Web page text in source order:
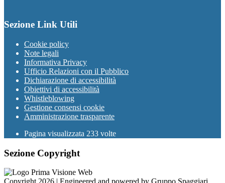
Sezione Link Utili
Cookie policy
Note legali
Informativa Privacy
Ufficio Relazioni con il Pubblico
Dichiarazione di accessibilità
Obiettivi di accessibilità
Whistleblowing
Gestione consensi cookie
Amministrazione trasparente
Pagina visualizzata 233 volte
Sezione Copyright